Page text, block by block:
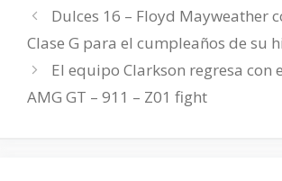
Dulces 16 – Floyd Mayweather
Clase G para el cumpleaños de su
El equipo Clarkson regresa con
AMG GT – 911 – Z01 fight